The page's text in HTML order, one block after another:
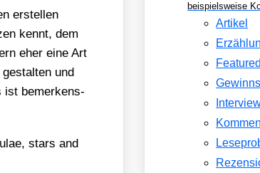
erstel­len
kennt, dem
eher eine Art
und
ist bemer­kens­
stars and
beispielsweise
Artikel